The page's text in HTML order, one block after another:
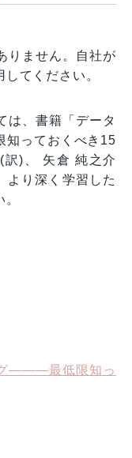
りません。自社が
てください。
は、書籍「データ
知っておくべき15
)、 矢倉 純之介
より深く学習した
グ―――最低限知っ